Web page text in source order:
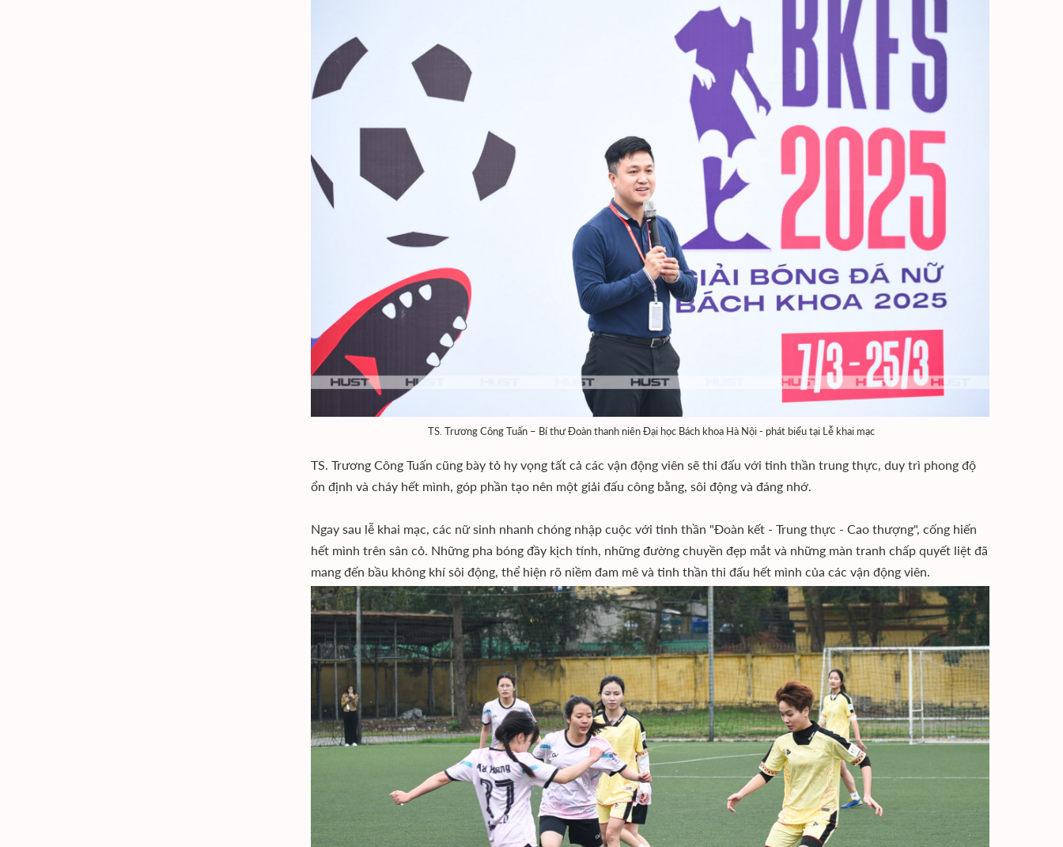
TS. Trương Công Tuấn – Bí thư Đoàn thanh niên Đại học Bách khoa Hà Nội - phát biểu tại Lễ khai mạc
TS. Trương Công Tuấn cũng bày tỏ hy vọng tất cả các vận động viên sẽ thi đấu với tinh thần trung thực, duy trì phong độ
ổn định và cháy hết mình, góp phần tạo nên một giải đấu công bằng, sôi động và đáng nhớ.
Ngay sau lễ khai mạc, các nữ sinh nhanh chóng nhập cuộc với tinh thần "Đoàn kết - Trung thực - Cao thượng", cống hiến
hết mình trên sân cỏ. Những pha bóng đầy kịch tính, những đường chuyền đẹp mắt và những màn tranh chấp quyết liệt đã
mang đến bầu không khí sôi động, thể hiện rõ niềm đam mê và tinh thần thi đấu hết mình của các vận động viên.